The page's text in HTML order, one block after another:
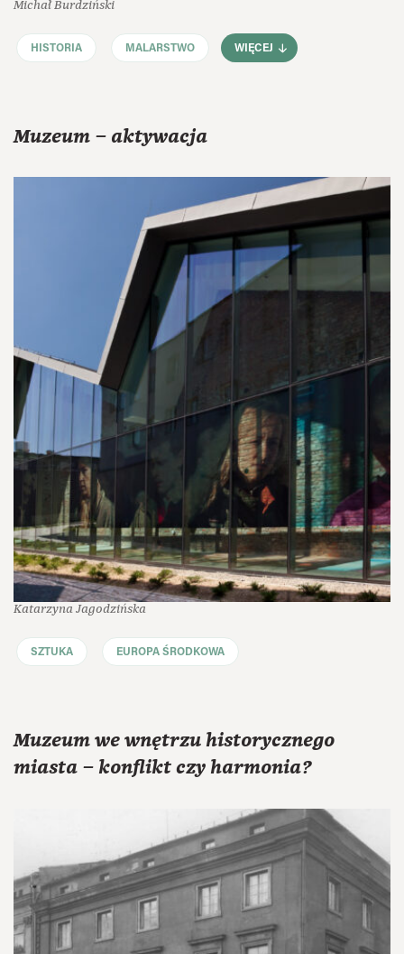
Michał Burdziński
HISTORIA MALARSTWO WIĘCEJ
Muzeum – aktywacja
Katarzyna Jagodzińska
SZTUKA EUROPA ŚRODKOWA
Muzeum we wnętrzu historycznego
miasta – konflikt czy harmonia?